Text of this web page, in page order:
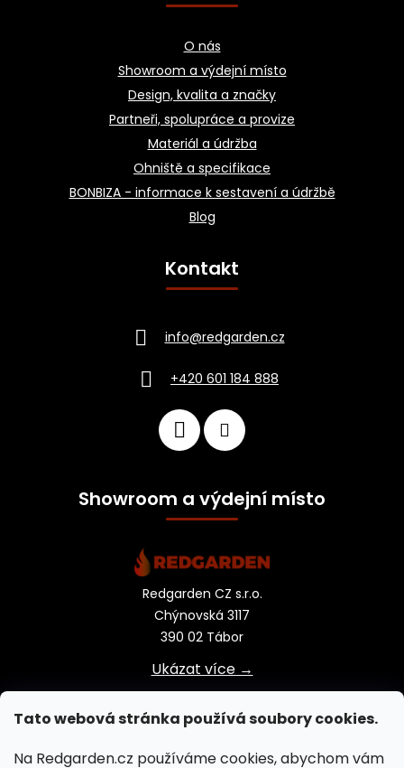
Tato webová stránka používá soubory cookies.
Na Redgarden.cz používáme cookies, abychom vám
O nás
Showroom a výdejní místo
Design, kvalita a značky
Partneři, spolupráce a provize
Materiál a údržba
Ohniště a specifikace
BONBIZA - informace k sestavení a údržbě
Blog
Kontakt
info@redgarden.cz
+420 601 184 888
Showroom a výdejní místo
Redgarden CZ s.r.o.
Chýnovská 3117
390 02 Tábor
Ukázat více →